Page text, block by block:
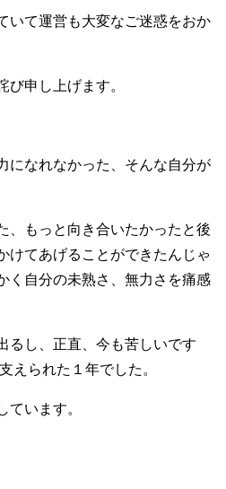
いて運営も大変なご迷惑をおか
び申し上げます。
になれなかった、そんな自分が
、もっと向き合いたかったと後
けてあげることができたんじゃ
く自分の未熟さ、無力さを痛感
るし、正直、今も苦しいです
えられた１年でした。
ています。